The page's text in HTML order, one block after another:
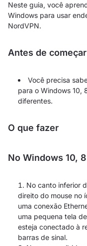
Neste guia, você
Windows para usar
NordVPN.
Antes de começar
Você precisa
para o Windows 10,
diferentes.
O que fazer
No Windows 10,
No canto inferior
direito do mouse no
uma conexão
uma pequena tela
esteja conectado à
barras de sinal.